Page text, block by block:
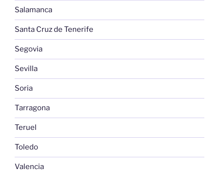
Salamanca
Santa Cruz de Tenerife
Segovia
Sevilla
Soria
Tarragona
Teruel
Toledo
Valencia